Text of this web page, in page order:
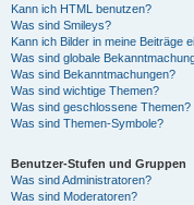
Kann ich HTML benutzen?
Was sind Smileys?
Kann ich Bilder in meine Beiträge
Was sind globale
Was sind Bekanntmachungen?
Was sind wichtige Themen?
Was sind geschlossene Themen?
Was sind Themen-Symbole?
Benutzer-Stufen und Gruppen
Was sind Administratoren?
Was sind Moderatoren?